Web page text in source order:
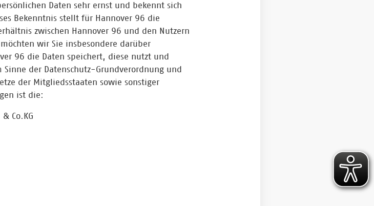
Daten sehr ernst und bekennt sich
Bekenntnis stellt für Hannover 96 die
zwischen Hannover 96 und den Nutzern
wir Sie insbesondere darüber
96 die Daten speichert, diese nutzt und
der Datenschutz-Grundverordnung und
der Mitgliedsstaaten sowie sonstiger
ist die:
Co.KG